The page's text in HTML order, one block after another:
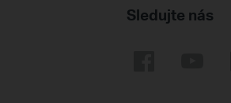
Sledujte nás